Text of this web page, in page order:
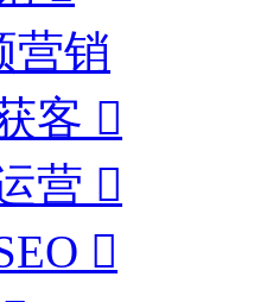
营销
客
营